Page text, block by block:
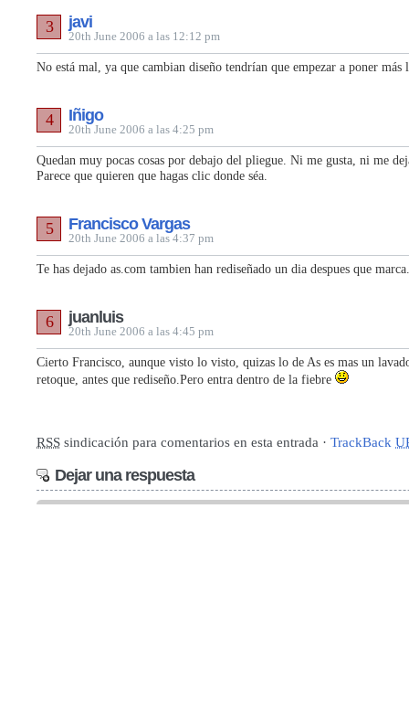
javi
20th June 2006 a las 12:12 pm
3
No está mal, ya que cambian diseño tendrían que empezar a poner más
Iñigo
20th June 2006 a las 4:25 pm
4
Quedan muy pocas cosas por debajo del pliegue. Ni me gusta, ni me
Parece que quieren que hagas clic donde séa.
Francisco Vargas
20th June 2006 a las 4:37 pm
5
Te has dejado as.com tambien han rediseñado un dia despues que
juanluis
20th June 2006 a las 4:45 pm
6
Cierto Francisco, aunque visto lo visto, quizas lo de As es mas un
retoque, antes que rediseño.Pero entra dentro de la fiebre
RSS sindicación para comentarios en esta entrada · TrackBack
Dejar una respuesta